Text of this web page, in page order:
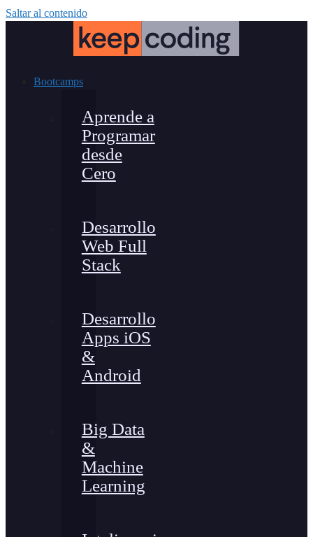
Saltar al contenido
Bootcamps
Aprende a
Programar
desde
Cero
Desarrollo
Web Full
Stack
Desarrollo
Apps iOS
&
Android
Big Data
&
Machine
Learning